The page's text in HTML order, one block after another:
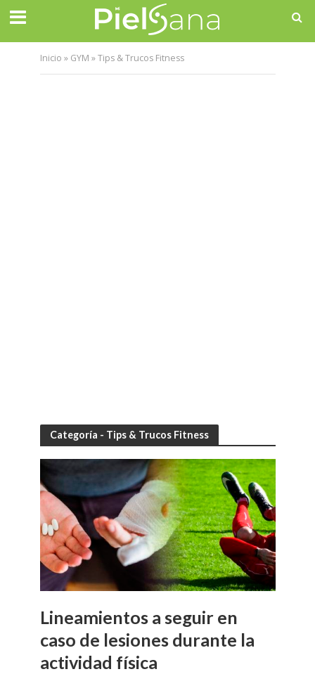
Inicio » GYM »Tips & Trucos Fitness
Categoría - Tips & Trucos Fitness
Lineamientos a seguir en
caso de lesiones durante la
actividad física